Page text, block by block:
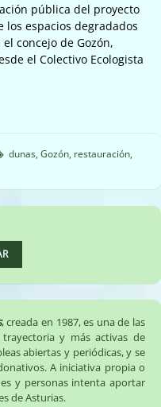
pública del proyecto
espacios degradados
concejo de Gozón,
el Colectivo Ecologista
dunas, Gozón, restauración,
, creada en 1987, es una de las
y más activas de
abiertas y periódicas, y se
A iniciativa propia o
y personas intenta aportar
de Asturias.